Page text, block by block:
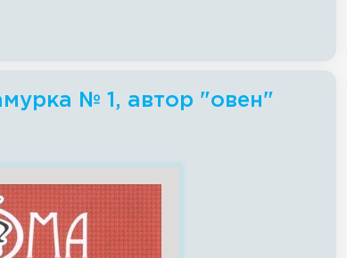
№ 1, автор "овен"